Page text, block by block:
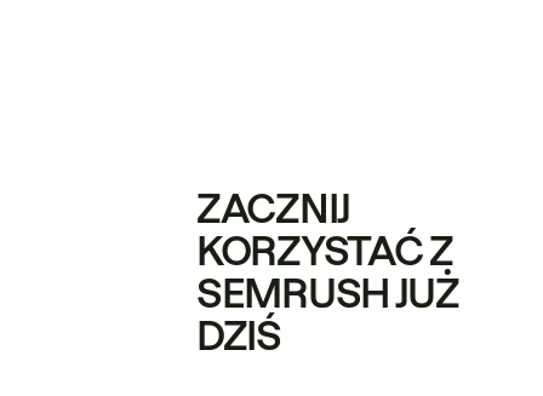
ZACZNIJ
KORZYSTAĆ Z
SEMRUSH JUŻ
DZIŚ